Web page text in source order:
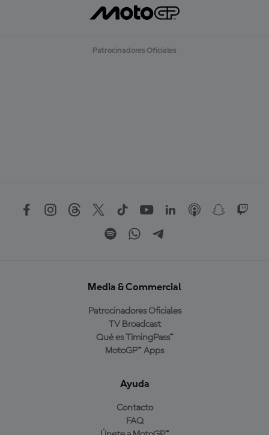
Patrocinadores Oficiales
Media & Commercial
Patrocinadores Oficiales
TV Broadcast
Qué es TimingPass™
MotoGP™ Apps
Ayuda
Contacto
FAQ